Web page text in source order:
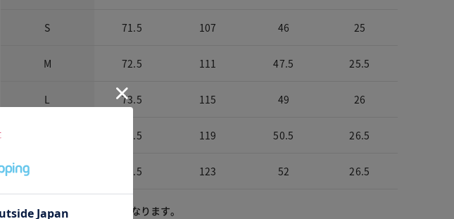
S 71.5 107 46 25
M 72.5 111 47.5 25.5
L 73.5 115 49 26
74.5 119 50.5 26.5
74.5 123 52 26.5
※商品によって柄の出方が異なります。